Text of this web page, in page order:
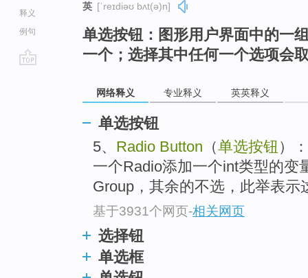
释义
例句
英 [ˈreɪdiəʊ bʌt(ə)n]
单选按钮：图形用户界面中的一
一个；选择其中任何一个选项会
网络释义 专业释义 英英释义
单选按钮
5、 Radio Button （单选按钮 ）
一个Radio添加一个int类型的变
Group，其余的不选，此举表示
基于3931个网页-相关网页
选择钮
单选框